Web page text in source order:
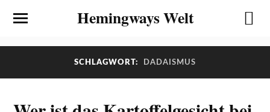
Hemingways Welt
SCHLAGWORT: DADAISMUS